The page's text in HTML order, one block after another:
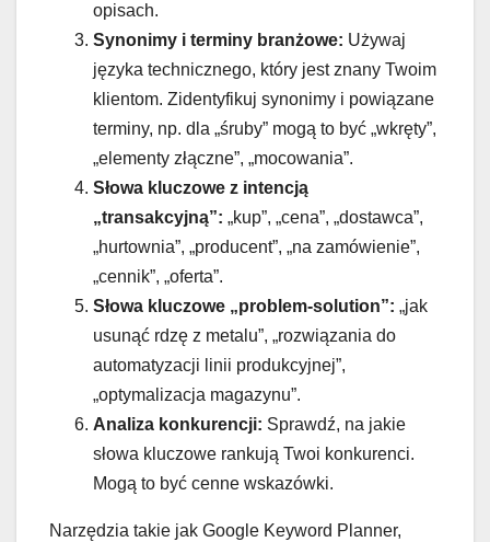
opisach.
Synonimy i terminy branżowe: Używaj
języka technicznego, który jest znany Twoim
klientom. Zidentyfikuj synonimy i powiązane
terminy, np. dla „śruby” mogą to być „wkręty”,
„elementy złączne”, „mocowania”.
Słowa kluczowe z intencją
„transakcyjną”: „kup”, „cena”, „dostawca”,
„hurtownia”, „producent”, „na zamówienie”,
„cennik”, „oferta”.
Słowa kluczowe „problem-solution”: „jak
usunąć rdzę z metalu”, „rozwiązania do
automatyzacji linii produkcyjnej”,
„optymalizacja magazynu”.
Analiza konkurencji: Sprawdź, na jakie
słowa kluczowe rankują Twoi konkurenci.
Mogą to być cenne wskazówki.
Narzędzia takie jak Google Keyword Planner,